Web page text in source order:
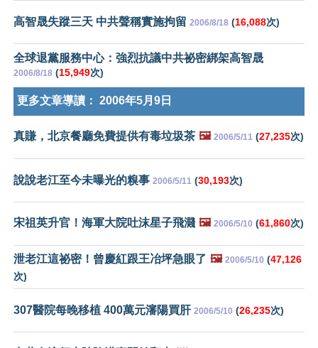
高智晟失蹤三天 中共聲稱實施拘留 2006/8/18 (16,088次)
全球退黨服務中心：強烈抗議中共祕密綁架高智晟
2006/8/18 (15,949次)
更多文章導讀： 2006年5月9日
真賺，北京餐廳免費提供有毒垃圾茶 🖼️ 2006/5/11 (27,235次)
說說老江至今未曝光的糗事 2006/5/11 (30,193次)
宋祖英升官！海軍大院吐沫星子飛濺 🖼️ 2006/5/10 (61,860次)
泄老江這祕密！曾慶紅跟王冶坪急眼了 🖼️ 2006/5/10 (47,126
次)
307醫院每晚移植 400萬元瀋陽買肝 2006/5/10 (26,235次)